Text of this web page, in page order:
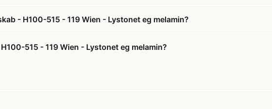
- H100-515 - 119 Wien - Lystonet eg melamin?
515 - 119 Wien - Lystonet eg melamin?